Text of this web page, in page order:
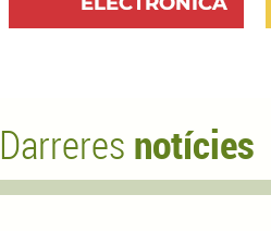
Darreres notícies